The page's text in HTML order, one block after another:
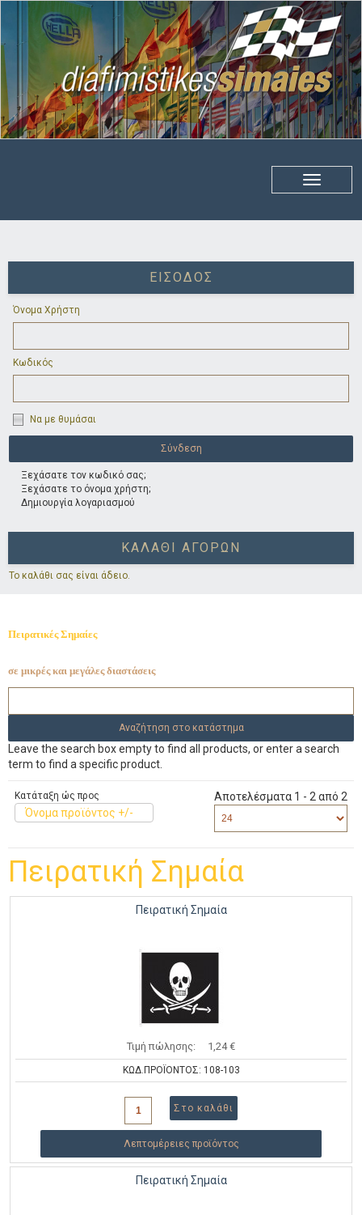
ΕΊΣΟΔΟΣ
Όνομα Χρήστη
Κωδικός
Να με θυμάσαι
Ξεχάσατε τον κωδικό σας;
Ξεχάσατε το όνομα χρήστη;
Δημιουργία λογαριασμού
ΚΑΛΆΘΙ ΑΓΟΡΏΝ
Το καλάθι σας είναι άδειο.
Πειρατικές Σημαίες
σε μικρές και μεγάλες διαστάσεις
Leave the search box empty to find all products, or enter a search
term to find a specific product.
Κατάταξη ώς προς
Όνομα προϊόντος +/-
Αποτελέσματα 1 - 2 από 2
Πειρατική Σημαία
Πειρατική Σημαία
Τιμή πώλησης: 1,24 €
ΚΩΔ.ΠΡΟΪΟΝΤΟΣ: 108-103
Λεπτομέρειες προϊόντος
Πειρατική Σημαία